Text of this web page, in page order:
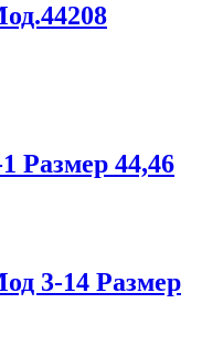
Размер 44,46
3-14 Размер